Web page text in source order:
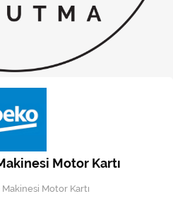
Motor Kartı
Makinesi Motor Kartı